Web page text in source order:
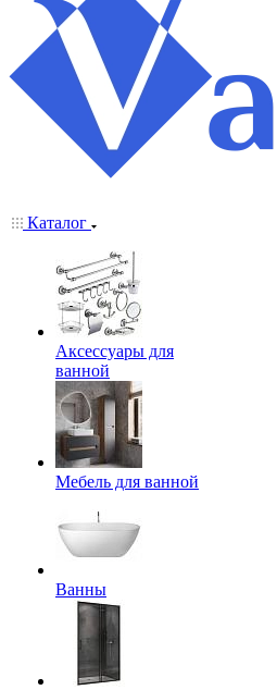
Каталог
Аксессуары для
ванной
Мебель для ванной
Ванны